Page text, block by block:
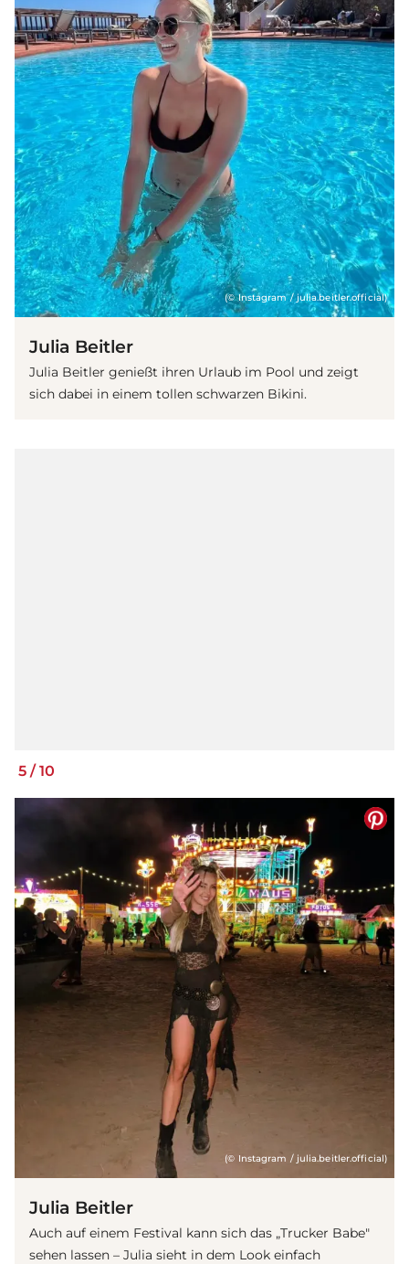
(© Instagram / julia.beitler.official)
Julia Beitler
Julia Beitler genießt ihren Urlaub im Pool und zeigt
sich dabei in einem tollen schwarzen Bikini.
5 / 10
(© Instagram / julia.beitler.official)
Julia Beitler
Auch auf einem Festival kann sich das „Trucker Babe"
sehen lassen – Julia sieht in dem Look einfach